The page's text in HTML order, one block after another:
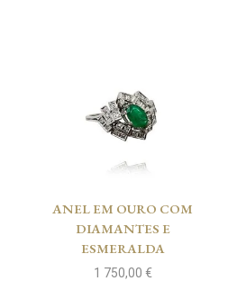
ANEL EM OURO COM
DIAMANTES E
ESMERALDA
1 750,00 €